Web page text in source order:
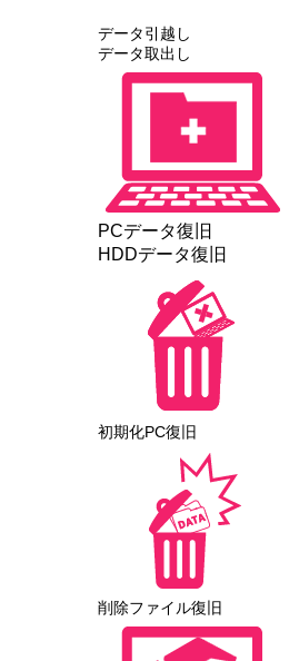
データ引越し
データ取出し
PCデータ復旧
HDDデータ復旧
初期化PC復旧
削除ファイル復旧